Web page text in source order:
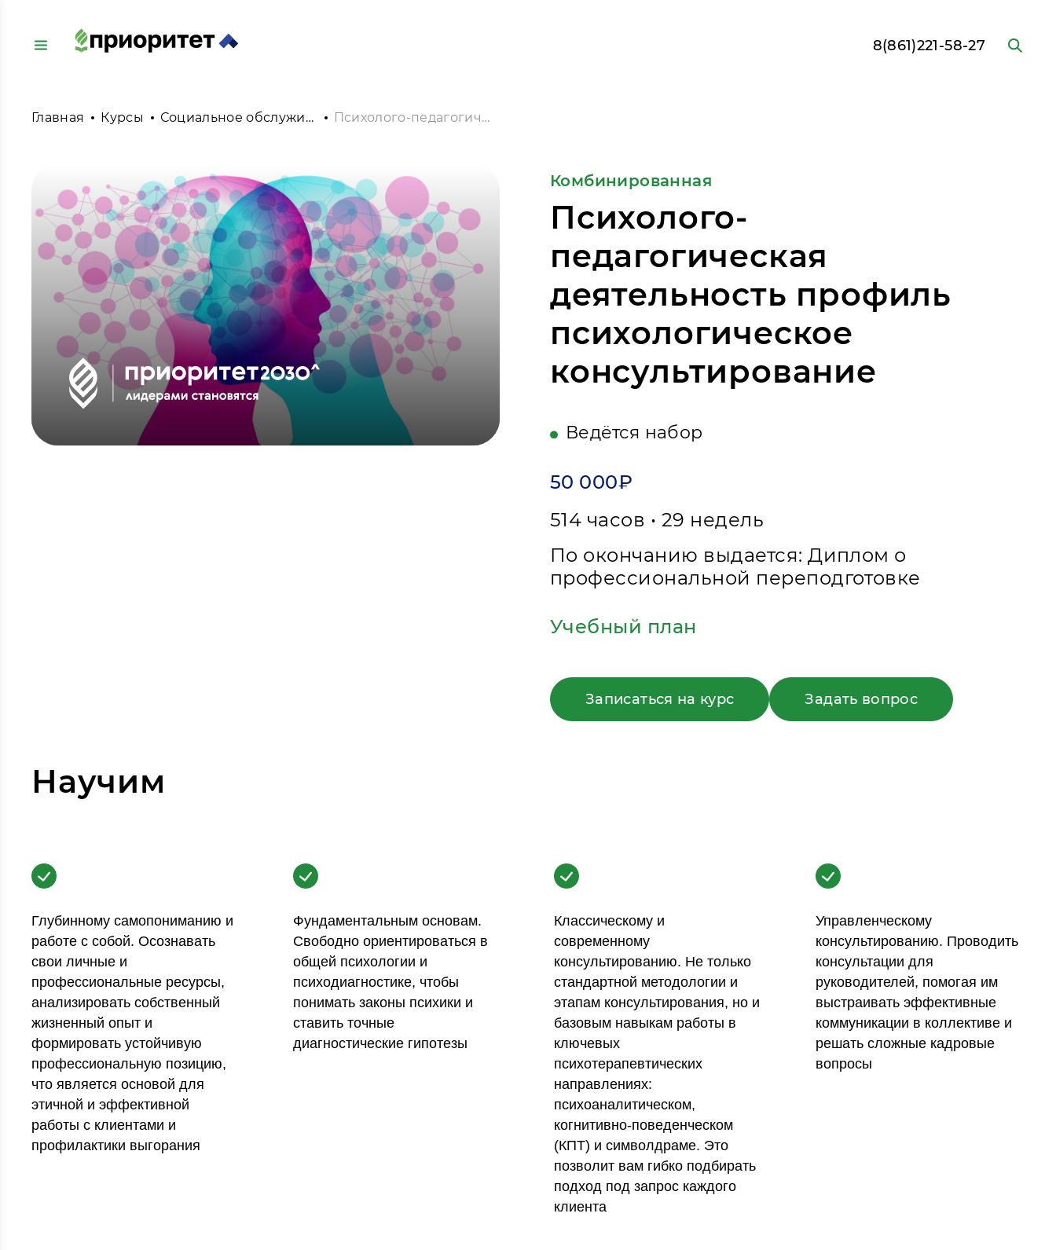
8(861)221-58-27
Главная Курсы Социальное обслуживание Психолого-педагогическая деятельность профиль психологическое консультирование
Комбинированная
Психолого-
педагогическая
деятельность профиль
психологическое
консультирование
Ведётся набор
50 000₽
514 часов • 29 недель
По окончанию выдается: Диплом о
профессиональной переподготовке
Учебный план
Записаться на курс Задать вопрос
Научим
Глубинному самопониманию и
работе с собой. Осознавать
свои личные и
профессиональные ресурсы,
анализировать собственный
жизненный опыт и
формировать устойчивую
профессиональную позицию,
что является основой для
этичной и эффективной
работы с клиентами и
профилактики выгорания
Фундаментальным основам.
Свободно ориентироваться в
общей психологии и
психодиагностике, чтобы
понимать законы психики и
ставить точные
диагностические гипотезы
Классическому и
современному
консультированию. Не только
стандартной методологии и
этапам консультирования, но и
базовым навыкам работы в
ключевых
психотерапевтических
направлениях:
психоаналитическом,
когнитивно-поведенческом
(КПТ) и символдраме. Это
позволит вам гибко подбирать
подход под запрос каждого
клиента
Управленческому
консультированию. Проводить
консультации для
руководителей, помогая им
выстраивать эффективные
коммуникации в коллективе и
решать сложные кадровые
вопросы